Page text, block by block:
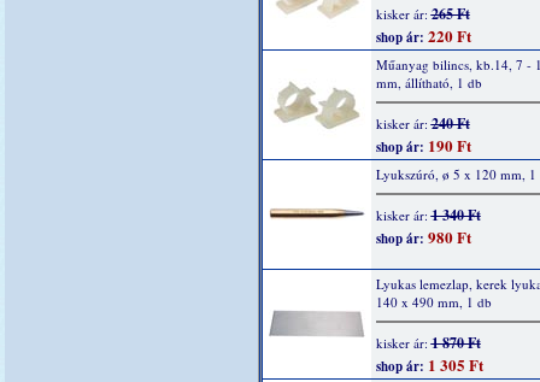
kisker ár:265 Ft
shop ár: 220 Ft
Műanyag bilincs, kb.14, 7 -
mm, állítható, 1 db
kisker ár:240 Ft
shop ár: 190 Ft
Lyukszúró, ø 5 x 120 mm, 1
kisker ár:1 340 Ft
shop ár: 980 Ft
Lyukas lemezlap, kerek
140 x 490 mm, 1 db
kisker ár:1 870 Ft
shop ár: 1 305 Ft